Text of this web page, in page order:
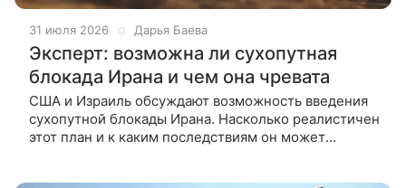
31 июля 2026 Дарья Баева
Эксперт: возможна ли сухопутная
блокада Ирана и чем она чревата
США и Израиль обсуждают возможность введения
сухопутной блокады Ирана. Насколько реалистичен
этот план и к каким последствиям он может